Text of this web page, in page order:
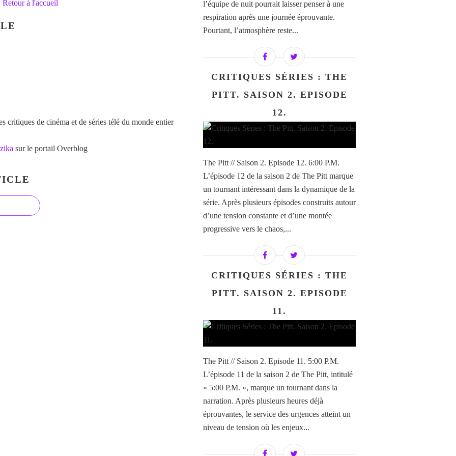
Retour à l'accueil
critiques de cinéma et de séries télé du monde entier
sur le portail Overblog
l’équipe de nuit pourrait laisser penser à une
respiration après une journée éprouvante.
Pourtant, l’atmosphère reste...
CRITIQUES SÉRIES : THE
PITT. SAISON 2. EPISODE
12.
The Pitt // Saison 2. Episode 12. 6:00 P.M.
L’épisode 12 de la saison 2 de The Pitt marque
un tournant intéressant dans la dynamique de la
série. Après plusieurs épisodes construits autour
d’une tension constante et d’une montée
progressive vers le chaos,...
CRITIQUES SÉRIES : THE
PITT. SAISON 2. EPISODE
11.
The Pitt // Saison 2. Episode 11. 5:00 P.M.
L’épisode 11 de la saison 2 de The Pitt, intitulé
« 5:00 P.M. », marque un tournant dans la
narration. Après plusieurs heures déjà
éprouvantes, le service des urgences atteint un
niveau de tension où les enjeux...